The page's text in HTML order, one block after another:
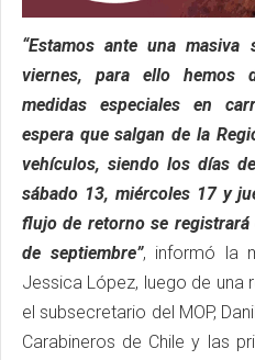
“Estamos ante una masiva
viernes, para ello hemos
medidas especiales en
espera que salgan de la
vehículos, siendo los días
sábado 13, miércoles 17 y
flujo de retorno se
de septiembre”, informó la
Jessica López, luego de una
el subsecretario del MOP,
Carabineros de Chile y las